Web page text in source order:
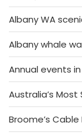
Albany WA
Albany whale
Annual events
Australia’s
Broome’s Cable